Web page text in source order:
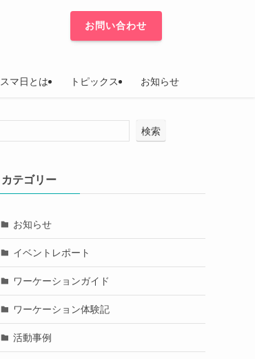
スマ日とは トピックス お知らせ
お問い合わせ
検索
カテゴリー
お知らせ
イベントレポート
ワーケーションガイド
ワーケーション体験記
活動事例